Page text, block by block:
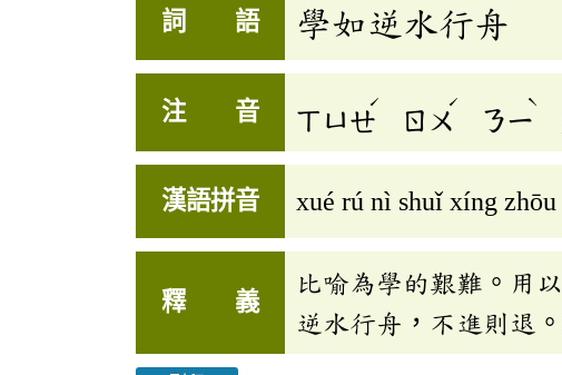
詞 語 學如逆水行舟
注 音 ㄒㄩㄝ
ˊ
ㄖㄨ
ˊ
ㄋㄧ
ˋ
漢語拼音 xué rú nì shuǐ xíng zhōu
釋 義
比喻為學的艱難。用
逆水行舟，不進則退